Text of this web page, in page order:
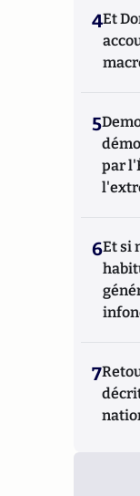
4Et
5
par
6Et si
7